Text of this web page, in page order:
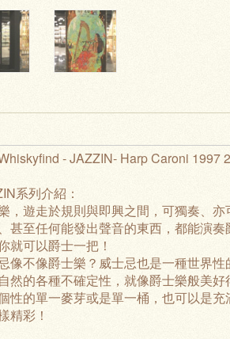
- JAZZIN- Harp Caroni 1997
系列介紹：
，遊走於規則與即興之間，可獨奏、
甚至任何能發出聲音的東西，都能演
就可以爵士一把！
像不像爵士樂？威士忌也是一種世界
然的各種不確定性，就像爵士樂般美
性的單一麥芽或是單一桶，也可以是
精彩！